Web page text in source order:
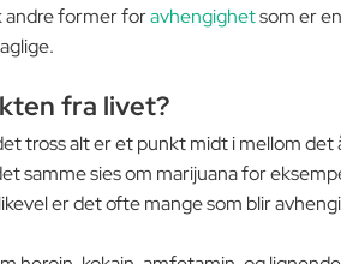
andre former foravhengighetsom er
fra livet?
tross alt er et punkt midt i mellom
samme sies om marijuana for
er det ofte mange som blir